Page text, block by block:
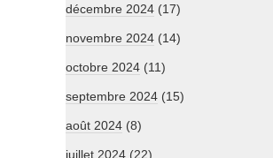
décembre 2024 (17)
novembre 2024 (14)
octobre 2024 (11)
septembre 2024 (15)
août 2024 (8)
juillet 2024 (22)